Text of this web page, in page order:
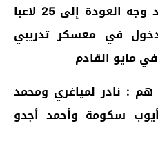
في كأس العالم 1986، قد وجه العودة إلى 25 لاعبا
في معسكر تدريبي
مايو القادم
هم : نادر لمياغري ومحمد
سكومة وأحمد أجدو